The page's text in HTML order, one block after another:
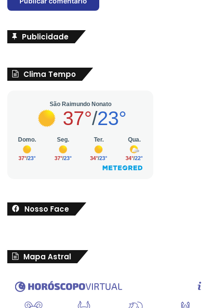
Publicidade
Clima Tempo
Nosso Face
Mapa Astral